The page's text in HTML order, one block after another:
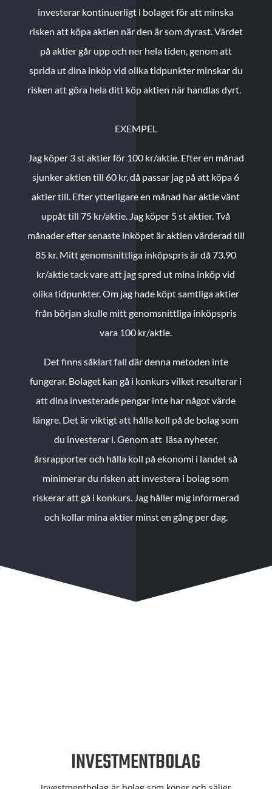
investerar kontinuerligt i bolaget för att minska
risken att köpa aktien när den är som dyrast. Värdet
på aktier går upp och ner hela tiden, genom att
sprida ut dina inköp vid olika tidpunkter minskar du
risken att göra hela ditt köp aktien när handlas dyrt.
EXEMPEL
Jag köper 3 st aktier för 100 kr/aktie. Efter en månad
sjunker aktien till 60 kr, då passar jag på att köpa 6
aktier till. Efter ytterligare en månad har aktie vänt
uppåt till 75 kr/aktie. Jag köper 5 st aktier.Två
månader efter senaste inköpet är aktien värderad till
85 kr. Mitt genomsnittliga inköpspris är då 73.90
kr/aktie tack vare att jag spred ut mina inköp vid
olika tidpunkter. Om jag hade köpt samtliga aktier
från början skulle mitt genomsnittliga inköpspris
vara 100 kr/aktie.
Det finns såklart fall där denna metoden inte
fungerar. Bolaget kan gå i konkurs vilket resulterar i
att dina investerade pengar inte har något värde
längre. Det är viktigt att hålla koll på de bolag som
du investerar i. Genom att läsa nyheter,
årsrapporter och hålla koll på ekonomi i landet så
minimerar du risken att investera i bolag som
riskerar att gå i konkurs. Jag håller mig informerad
och kollar mina aktier minst en gång per dag.
INVESTMENTBOLAG